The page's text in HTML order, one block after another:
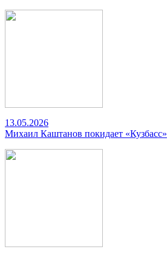
13.05.2026
Михаил Каштанов покидает «Кузбасс»